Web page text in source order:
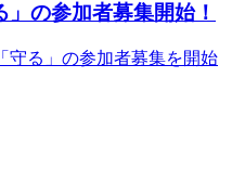
の参加者募集開始！
守る」の参加者募集を開始